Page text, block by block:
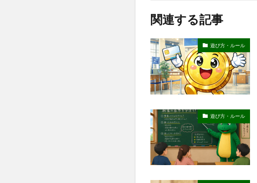
関連する記事
遊び方・ルール
遊び方・ルール